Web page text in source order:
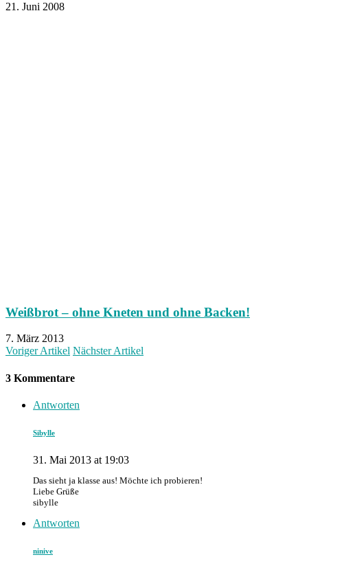
21. Juni 2008
Weißbrot – ohne Kneten und ohne Backen!
7. März 2013
Voriger Artikel Nächster Artikel
3 Kommentare
Antworten
Sibylle
31. Mai 2013 at 19:03
Das sieht ja klasse aus! Möchte ich probieren!
Liebe Grüße
sibylle
Antworten
ninive